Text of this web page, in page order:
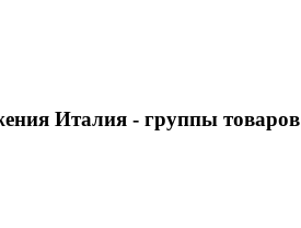
Италия - группы товаров